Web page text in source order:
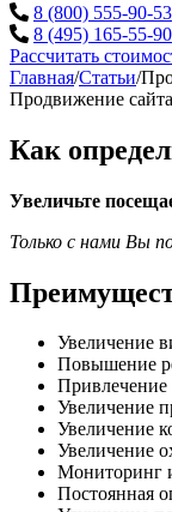
8 (800) 555-90-53
8 (495) 165-55-90
Рассчитать
Главная/Статьи/
Продвижение
Как
Увеличьте
Только с нами Вы
Увеличение
Повышение
Привлечение
Увеличение
Увеличение
Увеличение
Мониторинг
Постоянная